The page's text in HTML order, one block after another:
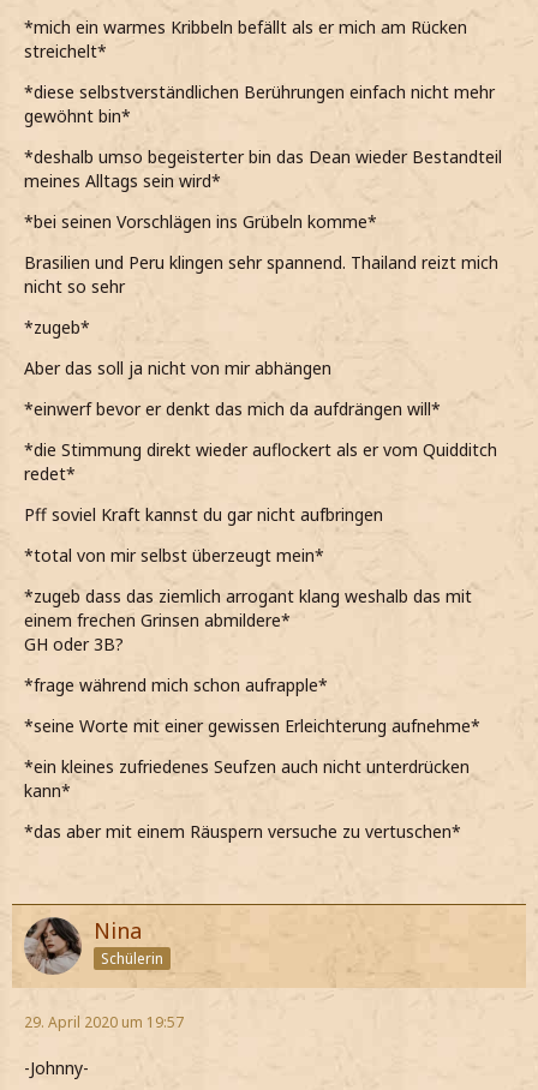
*mich ein warmes Kribbeln befällt als er mich am Rücken
streichelt*
*diese selbstverständlichen Berührungen einfach nicht mehr
gewöhnt bin*
*deshalb umso begeisterter bin das Dean wieder Bestandteil
meines Alltags sein wird*
*bei seinen Vorschlägen ins Grübeln komme*
Brasilien und Peru klingen sehr spannend. Thailand reizt mich
nicht so sehr
*zugeb*
Aber das soll ja nicht von mir abhängen
*einwerf bevor er denkt das mich da aufdrängen will*
*die Stimmung direkt wieder auflockert als er vom Quidditch
redet*
Pff soviel Kraft kannst du gar nicht aufbringen
*total von mir selbst überzeugt mein*
*zugeb dass das ziemlich arrogant klang weshalb das mit
einem frechen Grinsen abmildere*
GH oder 3B?
*frage während mich schon aufrapple*
*seine Worte mit einer gewissen Erleichterung aufnehme*
*ein kleines zufriedenes Seufzen auch nicht unterdrücken
kann*
*das aber mit einem Räuspern versuche zu vertuschen*
Nina
Schülerin
29. April 2020 um 19:57
-Johnny-